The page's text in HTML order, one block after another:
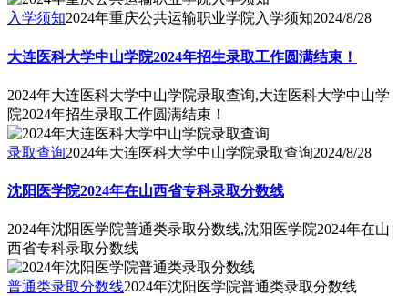
入学须知2024年重庆公共运输职业学院入学须知2024/8/28
大连医科大学中山学院2024年招生录取工作圆满结束！
2024年大连医科大学中山学院录取查询,大连医科大学中山学
院2024年招生录取工作圆满结束！
录取查询2024年大连医科大学中山学院录取查询2024/8/28
沈阳医学院2024年在山西省专科录取分数线
2024年沈阳医学院普通类录取分数线,沈阳医学院2024年在山
西省专科录取分数线
普通类录取分数线2024年沈阳医学院普通类录取分数线